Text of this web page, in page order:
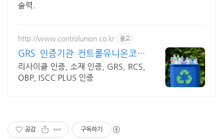
술력.
http://www.controlunion.co.kr 광고
GRS 인증기관 컨트롤유니온코리
아
리사이클 인증, 소재 인증, GRS, RCS,
OBP, ISCC PLUS 인증
공감 구독하기